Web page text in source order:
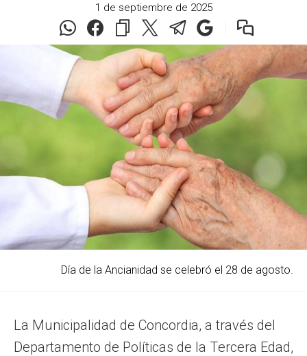
1 de septiembre de 2025
Día de la Ancianidad se celebró el 28 de agosto.
La Municipalidad de Concordia, a través del
Departamento de Políticas de la Tercera Edad,